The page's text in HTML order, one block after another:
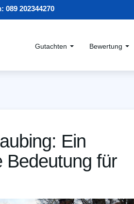
089 202344270
Gutachten Bewertung
Ein
Bedeutung für